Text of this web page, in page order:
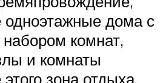
дома с
комнат,
и комнаты
зона отдыха